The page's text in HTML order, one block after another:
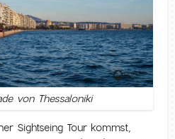
von Thessaloniki
Sightseing Tour kommst,